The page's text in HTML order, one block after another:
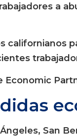
a
californianos
Economic
San